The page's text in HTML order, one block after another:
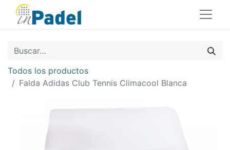
Todos los productos
Falda Adidas Club Tennis Climacool Blanca